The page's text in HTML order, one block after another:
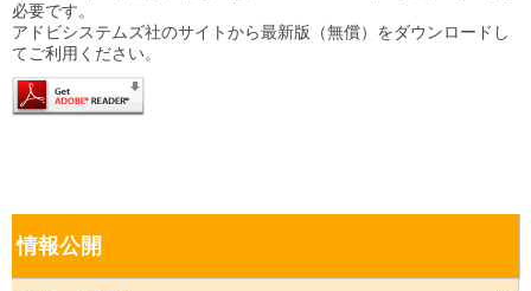
必要です。
アドビシステムズ社のサイトから最新版（無償）をダウンロードし
てご利用ください。
情報公開